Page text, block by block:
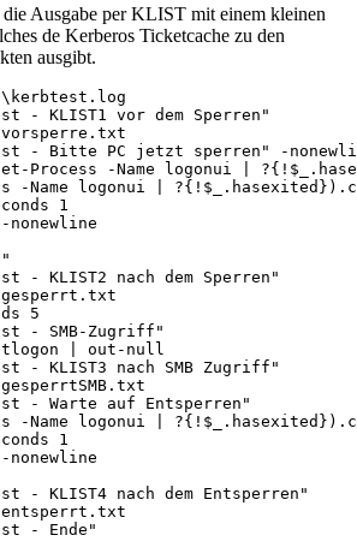
Ausgabe per KLIST mit einem kleinen
de Kerberos Ticketcache zu den
ausgibt.
- KLIST1 vor dem Sperren"
- Bitte PC jetzt sperren" -
Process -Name logonui |
-Name logonui |
1
nonewline
- KLIST2 nach dem Sperren"
5
- SMB-Zugriff"
| out-null
- KLIST3 nach SMB Zugriff"
- Warte auf Entsperren"
-Name logonui |
1
nonewline
- KLIST4 nach dem Entsperren"
- Ende"